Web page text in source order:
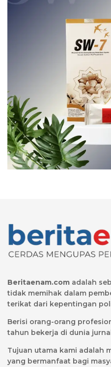
Beritaenam.com adalah
tidak memihak dalam
terikat dari kepentingan
Berisi orang-orang
tahun bekerja di dunia
Tujuan utama kami adalah
yang bermanfaat bagi